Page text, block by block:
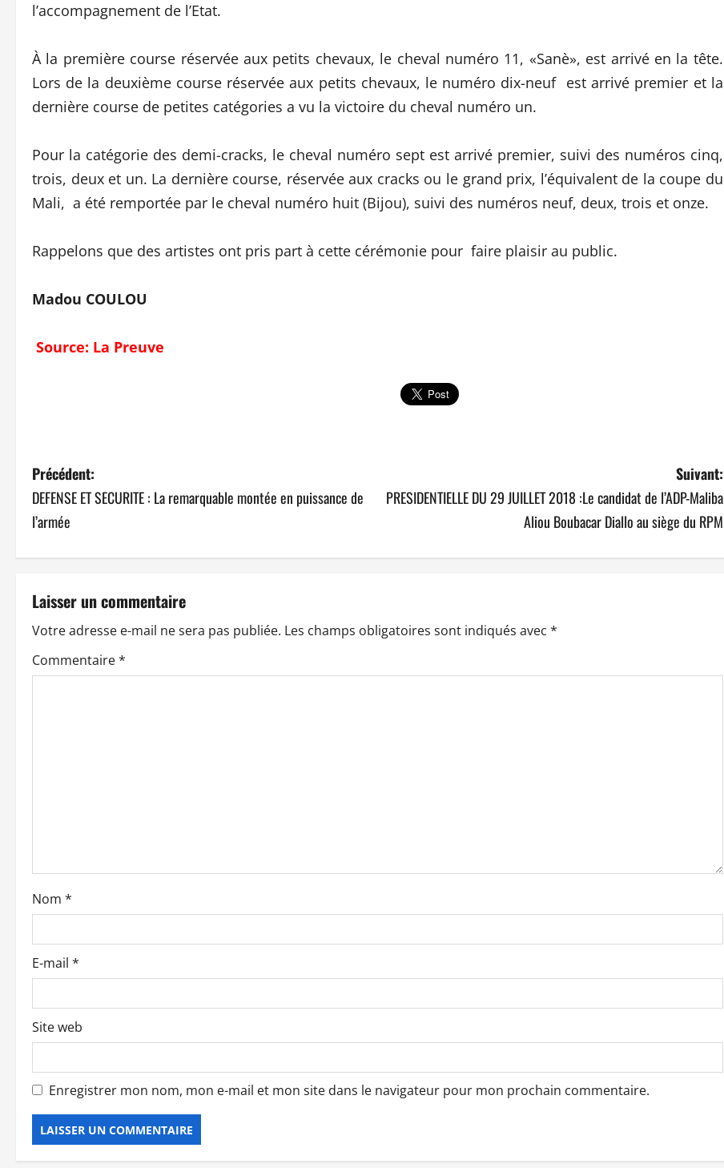
l’accompagnement de l’Etat.
À la première course réservée aux petits chevaux, le cheval numéro 11, «Sanè», est arrivé en la tête.
Lors de la deuxième course réservée aux petits chevaux, le numéro dix-neuf est arrivé premier et la
dernière course de petites catégories a vu la victoire du cheval numéro un.
Pour la catégorie des demi-cracks, le cheval numéro sept est arrivé premier, suivi des numéros cinq,
trois, deux et un. La dernière course, réservée aux cracks ou le grand prix, l’équivalent de la coupe du
Mali, a été remportée par le cheval numéro huit (Bijou), suivi des numéros neuf, deux, trois et onze.
Rappelons que des artistes ont pris part à cette cérémonie pour faire plaisir au public.
Madou COULOU
Source: La Preuve
N
a
g
a
t
a
r
t
i
c
l
e
Précédent:
DEFENSE ET SECURITE : La remarquable montée en puissance de
l’armée
Suivant:
PRESIDENTIELLE DU 29 JUILLET 2018 :Le candidat de l’ADP-Maliba
Aliou Boubacar Diallo au siège du RPM
Laisser un commentaire
Votre adresse e-mail ne sera pas publiée. Les champs obligatoires sont indiqués avec *
Commentaire*
Nom *
E-mail *
Site web
Enregistrer mon nom, mon e-mail et mon site dans le navigateur pour mon prochain commentaire.